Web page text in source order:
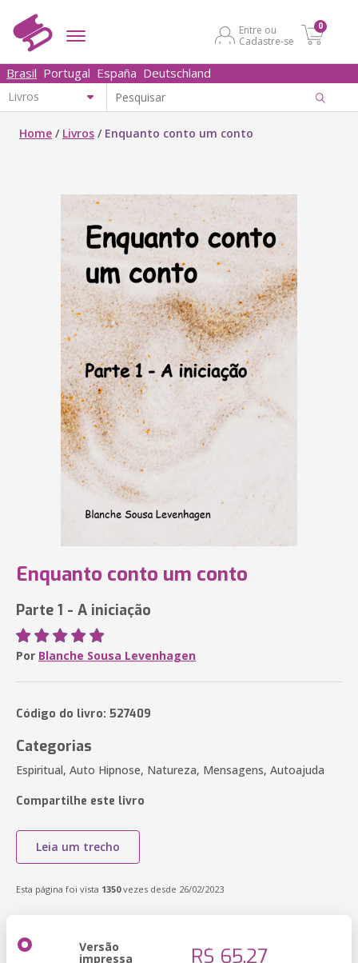
Entre ou
Cadastre-se
0
Brasil Portugal España Deutschland
Home / Livros / Enquanto conto um conto
Enquanto conto um conto
Parte 1 - A iniciação
Por Blanche Sousa Levenhagen
Código do livro: 527409
Categorias
Espiritual, Auto Hipnose, Natureza, Mensagens, Autoajuda
Compartilhe este livro
Leia um trecho
Esta página foi vista 1350vezes desde 26/02/2023
Versão
impressa R$ 65,27